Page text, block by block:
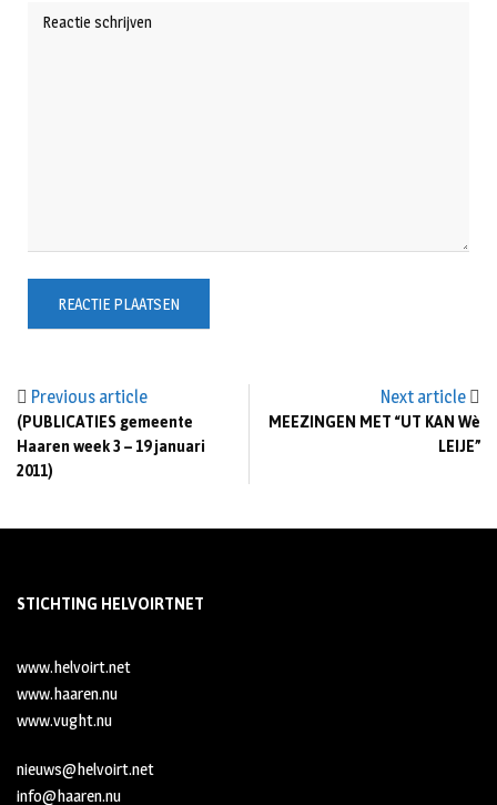
Previous article
(PUBLICATIES gemeente
Haaren week 3 – 19 januari
2011)
Next article
MEEZINGEN MET “UT KAN Wè
LEIJE”
STICHTING HELVOIRTNET
www.helvoirt.net
www.haaren.nu
www.vught.nu
nieuws@helvoirt.net
info@haaren.nu